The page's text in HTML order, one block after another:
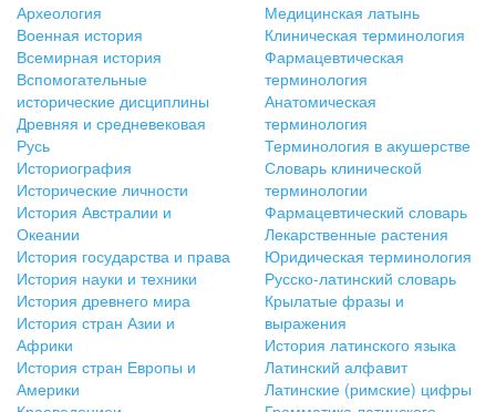
Археология
Военная история
Всемирная история
Вспомогательные
исторические дисциплины
Древняя и средневековая
Русь
Историография
Исторические личности
История Австралии и
Океании
История государства и права
История науки и техники
История древнего мира
История стран Азии и
Африки
История стран Европы и
Америки
Медицинская латынь
Клиническая терминология
Фармацевтическая
терминология
Анатомическая
терминология
Терминология в акушерстве
Словарь клинической
терминологии
Фармацевтический словарь
Лекарственные растения
Юридическая терминология
Русско-латинский словарь
Крылатые фразы и
выражения
История латинского языка
Латинский алфавит
Латинские (римские) цифры